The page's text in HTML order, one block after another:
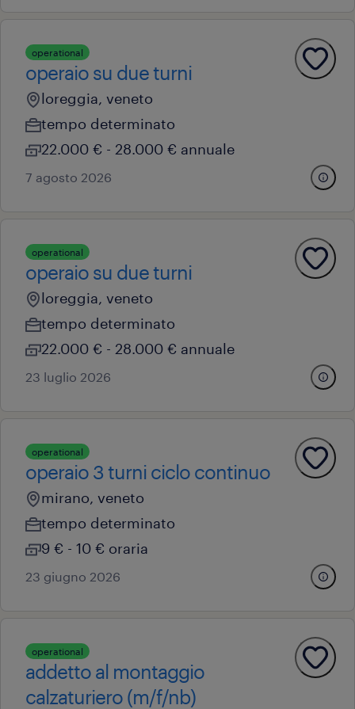
operational
operaio su due turni
loreggia, veneto
tempo determinato
22.000 € - 28.000 € annuale
7 agosto 2026
operational
operaio su due turni
loreggia, veneto
tempo determinato
22.000 € - 28.000 € annuale
23 luglio 2026
operational
operaio 3 turni ciclo continuo
mirano, veneto
tempo determinato
9 € - 10 € oraria
23 giugno 2026
operational
addetto al montaggio
calzaturiero (m/f/nb)